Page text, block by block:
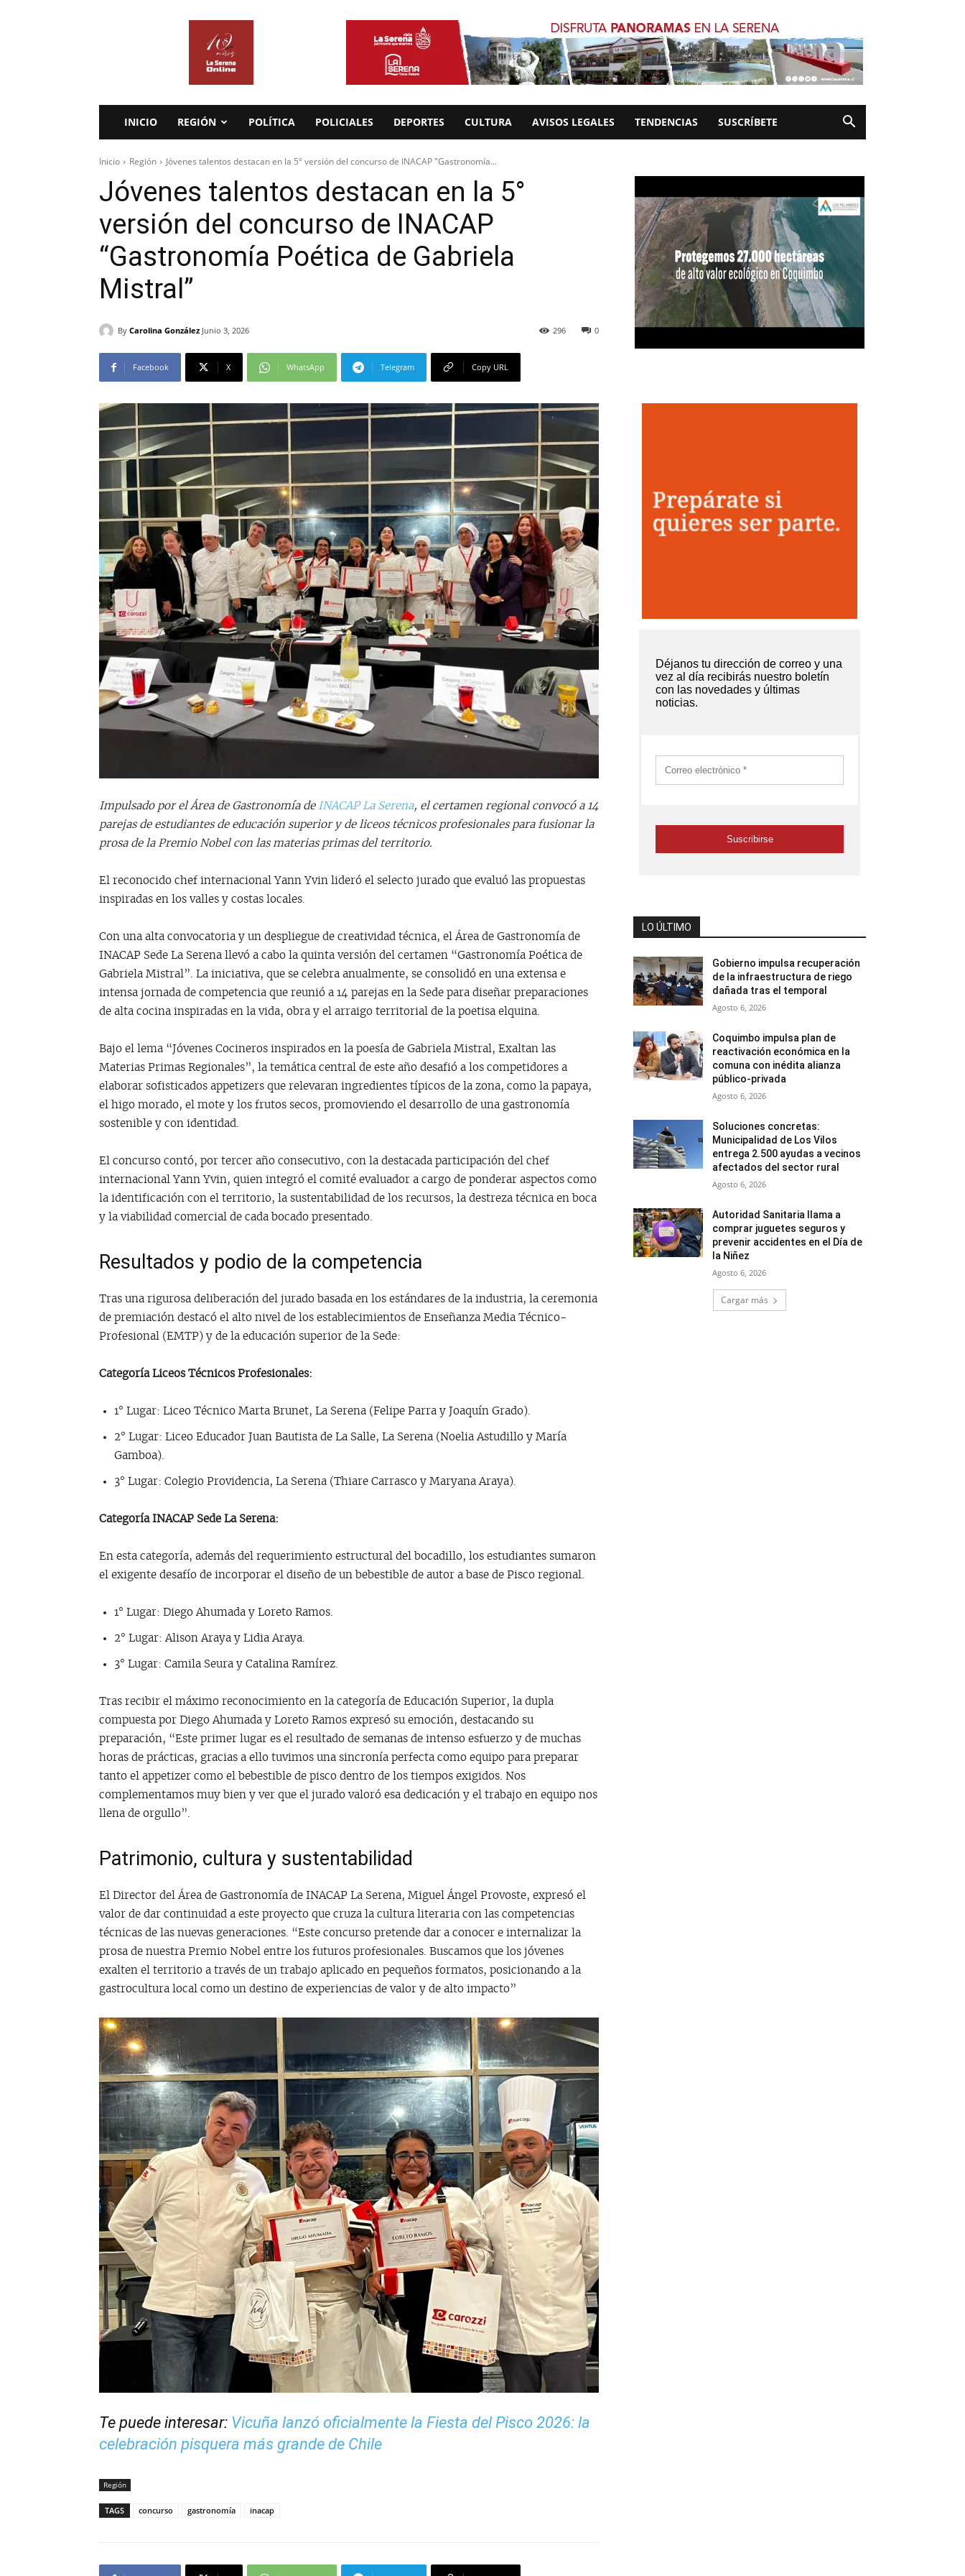
INICIO REGIÓN POLÍTICA POLICIALES DEPORTES CULTURA AVISOS LEGALES TENDENCIAS SUSCRÍBETE
Inicio Región Jóvenes talentos destacan en la 5° versión del concurso de INACAP "Gastronomía...
Jóvenes talentos destacan en la 5°
versión del concurso de INACAP
“Gastronomía Poética de Gabriela
Mistral”
By Carolina González Junio 3, 2026 0
296
Facebook X WhatsApp Telegram Copy URL
Impulsado por el Área de Gastronomía de INACAP La Serena, el certamen regional convocó a 14
parejas de estudiantes de educación superior y de liceos técnicos profesionales para fusionar la
prosa de la Premio Nobel con las materias primas del territorio.
El reconocido chef internacional Yann Yvin lideró el selecto jurado que evaluó las propuestas
inspiradas en los valles y costas locales.
Con una alta convocatoria y un despliegue de creatividad técnica, el Área de Gastronomía de
INACAP Sede La Serena llevó a cabo la quinta versión del certamen “Gastronomía Poética de
Gabriela Mistral”. La iniciativa, que se celebra anualmente, se consolidó en una extensa e
intensa jornada de competencia que reunió a 14 parejas en la Sede para diseñar preparaciones
de alta cocina inspiradas en la vida, obra y el arraigo territorial de la poetisa elquina.
Bajo el lema “Jóvenes Cocineros inspirados en la poesía de Gabriela Mistral, Exaltan las
Materias Primas Regionales”, la temática central de este año desafió a los competidores a
elaborar sofisticados appetizers que relevaran ingredientes típicos de la zona, como la papaya,
el higo morado, el mote y los frutos secos, promoviendo el desarrollo de una gastronomía
sostenible y con identidad.
El concurso contó, por tercer año consecutivo, con la destacada participación del chef
internacional Yann Yvin, quien integró el comité evaluador a cargo de ponderar aspectos como
la identificación con el territorio, la sustentabilidad de los recursos, la destreza técnica en boca
y la viabilidad comercial de cada bocado presentado.
Resultados y podio de la competencia
Tras una rigurosa deliberación del jurado basada en los estándares de la industria, la ceremonia
de premiación destacó el alto nivel de los establecimientos de Enseñanza Media Técnico-
Profesional (EMTP) y de la educación superior de la Sede:
Categoría Liceos Técnicos Profesionales:
1° Lugar: Liceo Técnico Marta Brunet, La Serena (Felipe Parra y Joaquín Grado).
2° Lugar: Liceo Educador Juan Bautista de La Salle, La Serena (Noelia Astudillo y María
Gamboa).
3° Lugar: Colegio Providencia, La Serena (Thiare Carrasco y Maryana Araya).
Categoría INACAP Sede La Serena:
En esta categoría, además del requerimiento estructural del bocadillo, los estudiantes sumaron
el exigente desafío de incorporar el diseño de un bebestible de autor a base de Pisco regional.
1° Lugar: Diego Ahumada y Loreto Ramos.
2° Lugar: Alison Araya y Lidia Araya.
3° Lugar: Camila Seura y Catalina Ramírez.
Tras recibir el máximo reconocimiento en la categoría de Educación Superior, la dupla
compuesta por Diego Ahumada y Loreto Ramos expresó su emoción, destacando su
preparación, “Este primer lugar es el resultado de semanas de intenso esfuerzo y de muchas
horas de prácticas, gracias a ello tuvimos una sincronía perfecta como equipo para preparar
tanto el appetizer como el bebestible de pisco dentro de los tiempos exigidos. Nos
complementamos muy bien y ver que el jurado valoró esa dedicación y el trabajo en equipo nos
llena de orgullo”.
Patrimonio, cultura y sustentabilidad
El Director del Área de Gastronomía de INACAP La Serena, Miguel Ángel Provoste, expresó el
valor de dar continuidad a este proyecto que cruza la cultura literaria con las competencias
técnicas de las nuevas generaciones. “Este concurso pretende dar a conocer e internalizar la
prosa de nuestra Premio Nobel entre los futuros profesionales. Buscamos que los jóvenes
exalten el territorio a través de un trabajo aplicado en pequeños formatos, posicionando a la
gastrocultura local como un destino de experiencias de valor y de alto impacto”
Te puede interesar: Vicuña lanzó oficialmente la Fiesta del Pisco 2026: la
celebración pisquera más grande de Chile
Región
TAGS concurso gastronomía inacap
LO ÚLTIMO
Gobierno impulsa recuperación
de la infraestructura de riego
dañada tras el temporal
Agosto 6, 2026
Coquimbo impulsa plan de
reactivación económica en la
comuna con inédita alianza
público-privada
Agosto 6, 2026
Soluciones concretas:
Municipalidad de Los Vilos
entrega 2.500 ayudas a vecinos
afectados del sector rural
Agosto 6, 2026
Autoridad Sanitaria llama a
comprar juguetes seguros y
prevenir accidentes en el Día de
la Niñez
Agosto 6, 2026
Cargar más